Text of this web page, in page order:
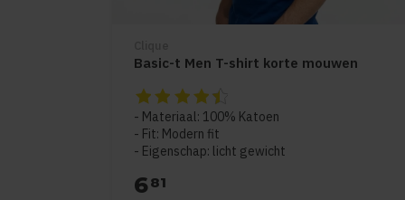
Basic-t Men T-shirt korte mouwen
De beoordeling van dit product is
Materiaal: 100% Katoen
Fit: Modern fit
Eigenschap: licht gewicht
681